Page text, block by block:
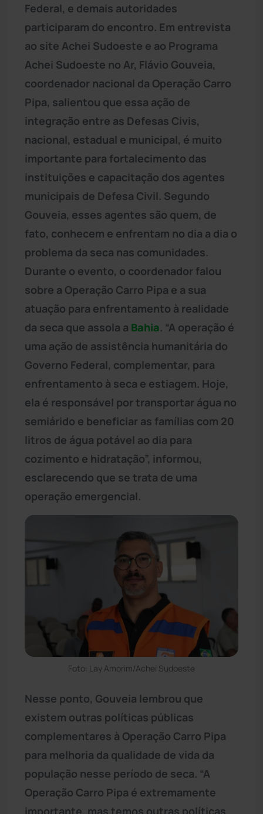
Federal, e demais autoridades
participaram do encontro. Em entrevista
ao site Achei Sudoeste e ao Programa
Achei Sudoeste no Ar, Flávio Gouveia,
coordenador nacional da Operação Carro
Pipa, salientou que essa ação de
integração entre as Defesas Civis,
nacional, estadual e municipal, é muito
importante para fortalecimento das
instituições e capacitação dos agentes
municipais de Defesa Civil. Segundo
Gouveia, esses agentes são quem, de
fato, conhecem e enfrentam no dia a dia o
problema da seca nas comunidades.
Durante o evento, o coordenador falou
sobre a Operação Carro Pipa e a sua
atuação para enfrentamento à realidade
da seca que assola a Bahia. “A operação é
uma ação de assistência humanitária do
Governo Federal, complementar, para
enfrentamento à seca e estiagem. Hoje,
ela é responsável por transportar água no
semiárido e beneficiar as famílias com 20
litros de água potável ao dia para
cozimento e hidratação”, informou,
esclarecendo que se trata de uma
operação emergencial.
Foto: Lay Amorim/Achei Sudoeste
Nesse ponto, Gouveia lembrou que
existem outras políticas públicas
complementares à Operação Carro Pipa
para melhoria da qualidade de vida da
população nesse período de seca. “A
Operação Carro Pipa é extremamente